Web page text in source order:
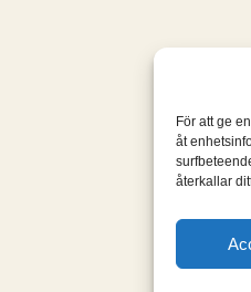
För att ge
åt
återkallar